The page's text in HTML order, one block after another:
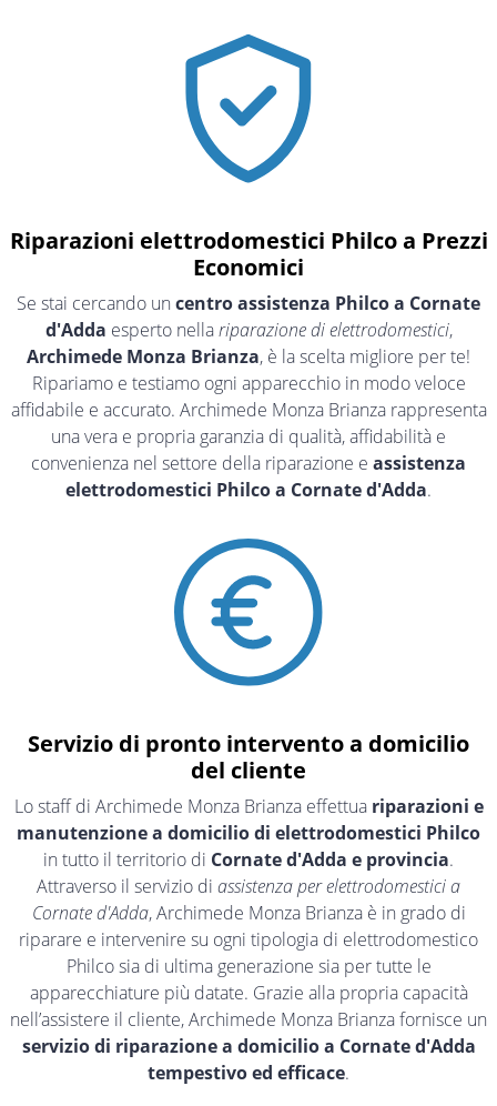
Riparazioni elettrodomestici Philco a Prezzi
Economici
Se stai cercando un centro assistenza Philco a Cornate
d'Adda esperto nellariparazione di elettrodomestici,
Archimede Monza Brianza, è la scelta migliore per te!
Ripariamo e testiamo ogni apparecchio in modo veloce
affidabile e accurato. Archimede Monza Brianza rappresenta
una vera e propria garanzia di qualità, affidabilità e
convenienza nel settore della riparazione e assistenza
elettrodomestici Philco a Cornate d'Adda.
Servizio di pronto intervento a domicilio
del cliente
Lo staff di Archimede Monza Brianza effettua riparazioni e
manutenzione a domicilio di elettrodomestici Philco
in tutto il territorio di Cornate d'Adda e provincia.
Attraverso il servizio di assistenza per elettrodomestici a
Cornate d'Adda, Archimede Monza Brianza è in grado di
riparare e intervenire su ogni tipologia di elettrodomestico
Philco sia di ultima generazione sia per tutte le
apparecchiature più datate. Grazie alla propria capacità
nell’assistere il cliente, Archimede Monza Brianza fornisce un
servizio di riparazione a domicilio a Cornate d'Adda
tempestivo ed efficace.